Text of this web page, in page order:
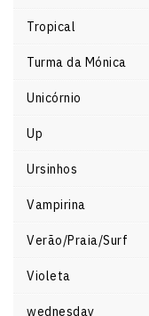
Tropical
Turma da Mónica
Unicórnio
Up
Ursinhos
Vampirina
Verão/Praia/Surf
Violeta
wednesday